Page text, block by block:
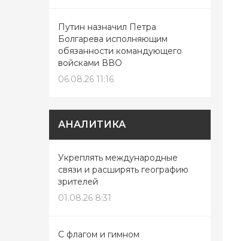
Путин назначил Петра
Болгарева исполняющим
обязанности командующего
войсками ВВО
06.08.26 11:16
АНАЛИТИКА
Укреплять международные
связи и расширять географию
зрителей
01.08.26 8:31
С флагом и гимном